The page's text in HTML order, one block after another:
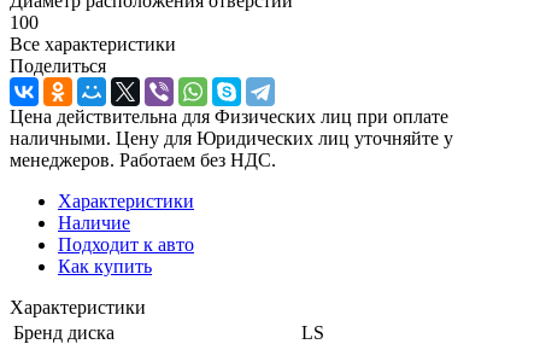
100
Все характеристики
Поделиться
Цена действительна для Физических лиц при оплате
наличными. Цену для Юридических лиц уточняйте у
менеджеров. Работаем без НДС.
Характеристики
Наличие
Подходит к авто
Как купить
Характеристики
Бренд диска
LS